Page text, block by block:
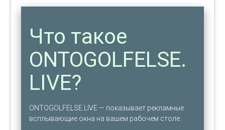
Что такое
ONTOGOLFELSE.
LIVE?
ONTOGOLFELSE.LIVE — показывает рекламные
всплывающие окна на вашем рабочем столе.